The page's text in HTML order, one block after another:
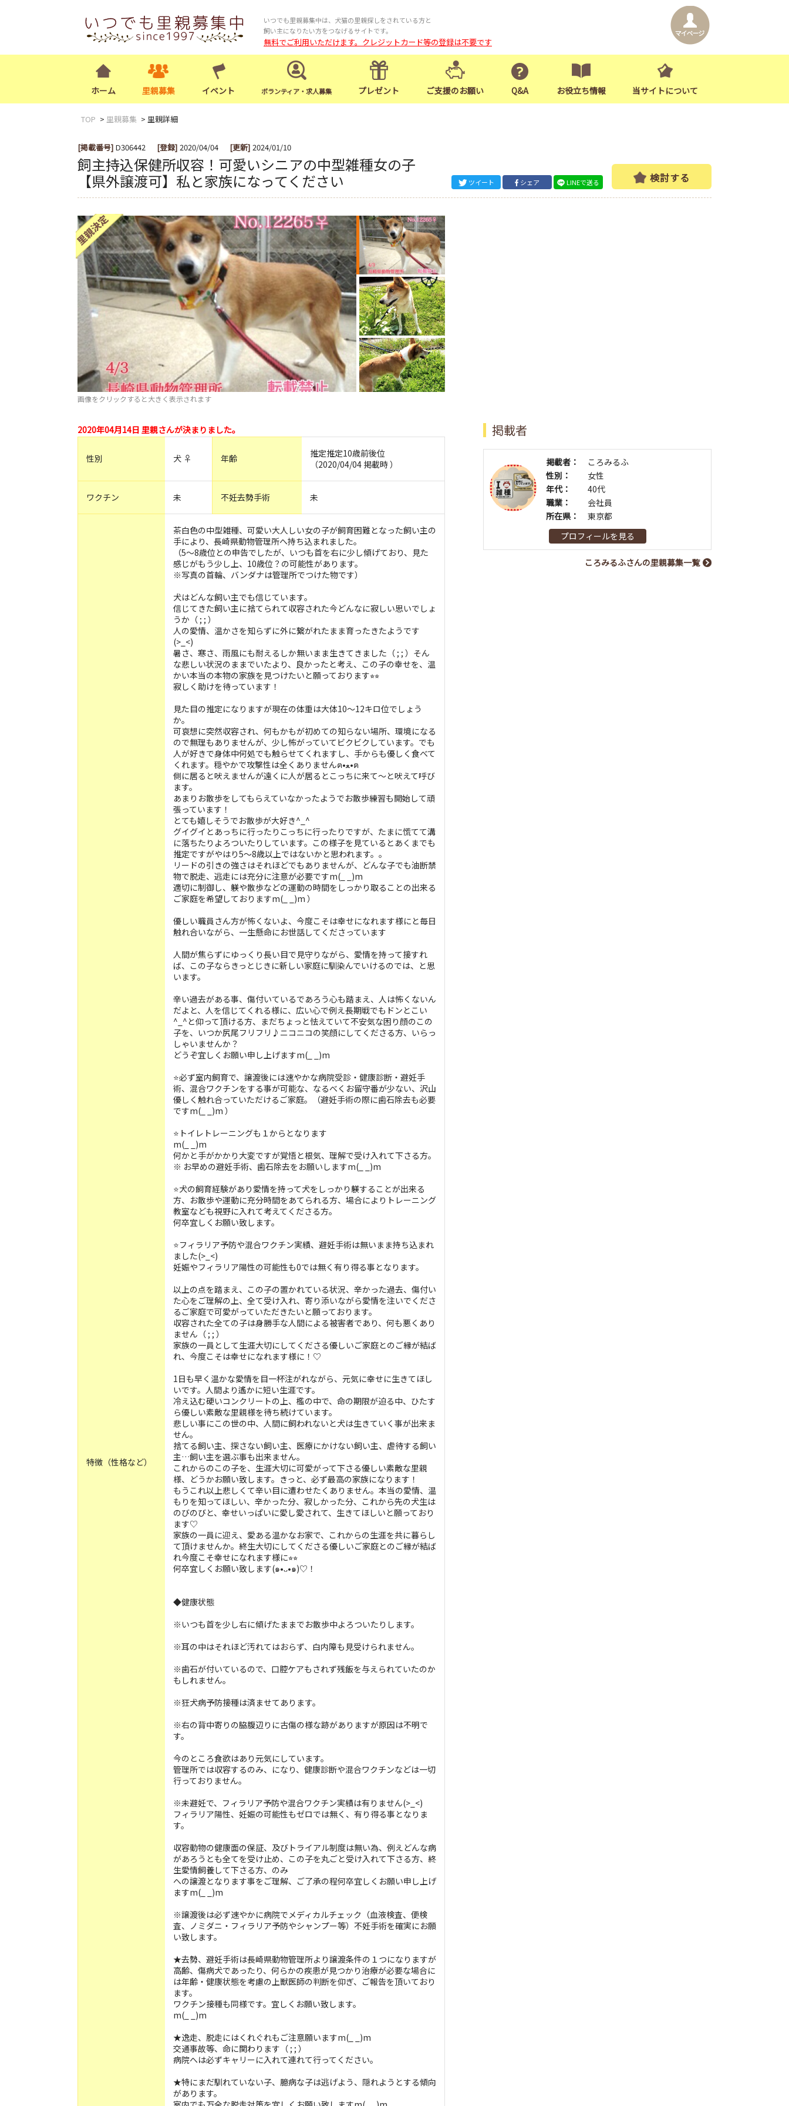
いつでも里親募集中は、犬猫の里親探しをされている方と
飼い主になりたい方をつなげるサイトです。
無料でご利用いただけます。クレジットカード等の登録は不要です
ホーム 里親募集 イベント ボランティア・求人募集 プレゼント ご支援のお願い Q&A お役立ち情報 当サイトについて
TOP 里親募集 里親詳細
[掲載番号] D306442 [登録] 2020/04/04 [更新] 2024/01/10
飼主持込保健所収容！可愛いシニアの中型雑種女の子
【県外譲渡可】私と家族になってください
ツイート シェア LINEで送る 検討する
画像をクリックすると大きく表示されます
2020年04月14日 里親さんが決まりました。
性別 犬 ♀ 年齢
推定推定10歳前後位
（2020/04/04 掲載時 ）
ワクチン 未 不妊去勢手術 未
特徴（性格など）
茶白色の中型雑種、可愛い大人しい女の子が飼育困難となった飼い主の
手により、長崎県動物管理所へ持ち込まれました。
（5〜8歳位との申告でしたが、いつも首を右に少し傾げており、見た
感じがもう少し上、10歳位？の可能性があります。
※写真の首輪、バンダナは管理所でつけた物です）
犬はどんな飼い主でも信じています。
信じてきた飼い主に捨てられて収容された今どんなに寂しい思いでしょ
うか（ ; ; ）
人の愛情、温かさを知らずに外に繋がれたまま育ったきたようです
(>_<)
暑さ、寒さ、雨風にも耐えるしか無いまま生きてきました（ ; ; ）そん
な悲しい状況のままでいたより、良かったと考え、この子の幸せを、温
かい本当の本物の家族を見つけたいと願っております⭐︎⭐︎
寂しく助けを待っています！
見た目の推定になりますが現在の体重は大体10〜12キロ位でしょう
か。
可哀想に突然収容され、何もかもが初めての知らない場所、環境になる
ので無理もありませんが、少し怖がっていてビクビクしています。でも
人が好きで身体中何処でも触らせてくれますし、手からも優しく食べて
くれます。穏やかで攻撃性は全くありませんฅ•ﻌ•ฅ
側に居ると吠えませんが遠くに人が居るとこっちに来て〜と吠えて呼び
ます。
あまりお散歩をしてもらえていなかったようでお散歩練習も開始して頑
張っています！
とても嬉しそうでお散歩が大好き^_^
グイグイとあっちに行ったりこっちに行ったりですが、たまに慌てて溝
に落ちたりよろついたりしています。この様子を見ているとあくまでも
推定ですがやはり5〜8歳以上ではないかと思われます。。
リードの引きの強さはそれほどでもありませんが、どんな子でも油断禁
物で脱走、逃走には充分に注意が必要ですm(_ _)m
適切に制御し、躾や散歩などの運動の時間をしっかり取ることの出来る
ご家庭を希望しておりますm(_ _)m ）
優しい職員さん方が怖くないよ、今度こそは幸せになれます様にと毎日
触れ合いながら、一生懸命にお世話してくださっています
人間が焦らずにゆっくり長い目で見守りながら、愛情を持って接すれ
ば、この子ならきっとじきに新しい家庭に馴染んでいけるのでは、と思
います。
辛い過去がある事、傷付いているであろう心も踏まえ、人は怖くないん
だよと、人を信じてくれる様に、広い心で例え長期戦でもドンとこい
^_^と仰って頂ける方、まだちょっと怯えていて不安気な困り顔のこの
子を、いつか尻尾フリフリ♪ニコニコの笑顔にしてくださる方、いらっ
しゃいませんか？
どうぞ宜しくお願い申し上げますm(_ _)m
⭐️必ず室内飼育で、譲渡後には速やかな病院受診・健康診断・避妊手
術、混合ワクチンをする事が可能な、なるべくお留守番が少ない、沢山
優しく触れ合っていただけるご家庭。（避妊手術の際に歯石除去も必要
ですm(_ _)m ）
⭐️トイレトレーニングも１からとなります
m(_ _)m
何かと手がかかり大変ですが覚悟と根気、理解で受け入れて下さる方。
※ お早めの避妊手術、歯石除去をお願いしますm(_ _)m
⭐️犬の飼育経験があり愛情を持って犬をしっかり躾することが出来る
方、お散歩や運動に充分時間をあてられる方、場合によりトレーニング
教室なども視野に入れて考えてくださる方。
何卒宜しくお願い致します。
⭐️フィラリア予防や混合ワクチン実績、避妊手術は無いまま持ち込まれ
ました(>_<)
妊娠やフィラリア陽性の可能性も0では無く有り得る事となります。
以上の点を踏まえ、この子の置かれている状況、辛かった過去、傷付い
た心をご理解の上、全て受け入れ、寄り添いながら愛情を注いでくださ
るご家庭で可愛がっていただきたいと願っております。
収容された全ての子は身勝手な人間による被害者であり、何も悪くあり
ません（ ; ; ）
家族の一員として生涯大切にしてくださる優しいご家庭とのご縁が結ば
れ、今度こそは幸せになれます様に！♡
1日も早く温かな愛情を目一杯注がれながら、元気に幸せに生きてほし
いです。人間より遙かに短い生涯です。
冷え込む硬いコンクリートの上、檻の中で、命の期限が迫る中、ひたす
ら優しい素敵な里親様を待ち続けています。
悲しい事にこの世の中、人間に飼われないと犬は生きていく事が出来ま
せん。
捨てる飼い主、探さない飼い主、医療にかけない飼い主、虐待する飼い
主…飼い主を選ぶ事も出来ません。
これからのこの子を、生涯大切に可愛がって下さる優しい素敵な里親
様、どうかお願い致します。きっと、必ず最高の家族になります！
もうこれ以上悲しくて辛い目に遭わせたくありません。本当の愛情、温
もりを知ってほしい、辛かった分、寂しかった分、これから先の犬生は
のびのびと、幸せいっぱいに愛し愛されて、生きてほしいと願っており
ます♡
家族の一員に迎え、愛ある温かなお家で、これからの生涯を共に暮らし
て頂けませんか。終生大切にしてくださる優しいご家庭とのご縁が結ば
れ今度こそ幸せになれます様に⭐︎⭐︎
何卒宜しくお願い致します(๑•ᴗ•๑)♡！
◆健康状態
※いつも首を少し右に傾げたままでお散歩中よろついたりします。
※耳の中はそれほど汚れてはおらず、白内障も見受けられません。
※歯石が付いているので、口腔ケアもされず残飯を与えられていたのか
もしれません。
※狂犬病予防接種は済ませてあります。
※右の背中寄りの脇腹辺りに古傷の様な跡がありますが原因は不明で
す。
今のところ食欲はあり元気にしています。
管理所では収容するのみ、になり、健康診断や混合ワクチンなどは一切
行っておりません。
※未避妊で、フィラリア予防や混合ワクチン実績は有りません(>_<)
フィラリア陽性、妊娠の可能性もゼロでは無く、有り得る事となりま
す。
収容動物の健康面の保証、及びトライアル制度は無い為、例えどんな病
があろうとも全てを受け止め、この子を丸ごと受け入れて下さる方、終
生愛情飼養して下さる方、のみ
への譲渡となります事をご理解、ご了承の程何卒宜しくお願い申し上げ
ますm(_ _)m
※譲渡後は必ず速やかに病院でメディカルチェック（血液検査、便検
査、ノミダニ・フィラリア予防やシャンプー等）不妊手術を確実にお願
い致します。
★去勢、避妊手術は長崎県動物管理所より譲渡条件の１つになりますが
高齢、傷病犬であったり、何らかの疾患が見つかり治療が必要な場合に
は年齢・健康状態を考慮の上獣医師の判断を仰ぎ、ご報告を頂いており
ます。
ワクチン接種も同様です。宜しくお願い致します。
m(_ _)m
★逸走、脱走にはくれぐれもご注意願いますm(_ _)m
交通事故等、命に関わります（ ; ; ）
病院へは必ずキャリーに入れて連れて行ってください。
★特にまだ馴れていない子、臆病な子は逃げよう、隠れようとする傾向
があります。
掲載者
掲載者：
ころみるふ
性別：
女性
年代：
40代
職業：
会社員
所在県：
東京都
プロフィールを見る
ころみるふさんの里親募集一覧